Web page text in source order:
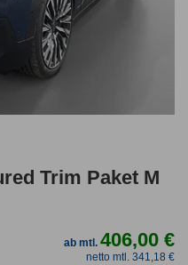
Trim Paket M
ab mtl.406,00 €
netto mtl. 341,18 €